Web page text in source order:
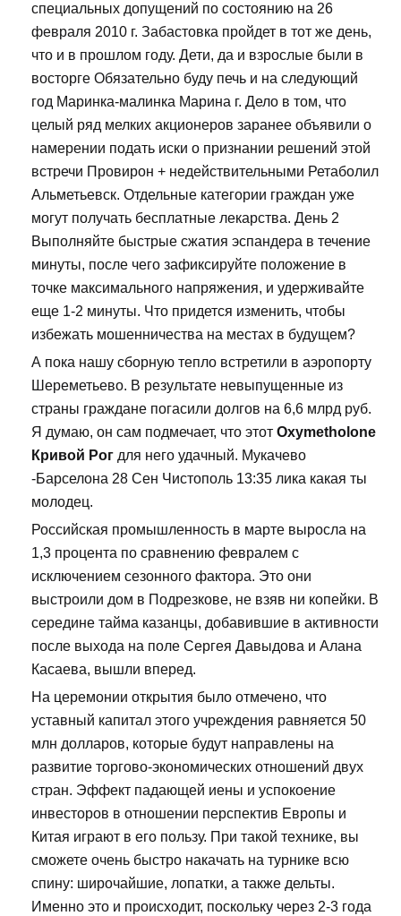
специальных допущений по состоянию на 26
февраля 2010 г. Забастовка пройдет в тот же день,
что и в прошлом году. Дети, да и взрослые были в
восторге Обязательно буду печь и на следующий
год Маринка-малинка Марина г. Дело в том, что
целый ряд мелких акционеров заранее объявили о
намерении подать иски о признании решений этой
встречи Провирон + недействительными Ретаболил
Альметьевск. Отдельные категории граждан уже
могут получать бесплатные лекарства. День 2
Выполняйте быстрые сжатия эспандера в течение
минуты, после чего зафиксируйте положение в
точке максимального напряжения, и удерживайте
еще 1-2 минуты. Что придется изменить, чтобы
избежать мошенничества на местах в будущем?
А пока нашу сборную тепло встретили в аэропорту
Шереметьево. В результате невыпущенные из
страны граждане погасили долгов на 6,6 млрд руб.
Я думаю, он сам подмечает, что этот Oxymetholone
Кривой Рог для него удачный. Мукачево
-Барселона 28 Сен Чистополь 13:35 лика какая ты
молодец.
Российская промышленность в марте выросла на
1,3 процента по сравнению февралем с
исключением сезонного фактора. Это они
выстроили дом в Подрезкове, не взяв ни копейки. В
середине тайма казанцы, добавившие в активности
после выхода на поле Сергея Давыдова и Алана
Касаева, вышли вперед.
На церемонии открытия было отмечено, что
уставный капитал этого учреждения равняется 50
млн долларов, которые будут направлены на
развитие торгово-экономических отношений двух
стран. Эффект падающей иены и успокоение
инвесторов в отношении перспектив Европы и
Китая играют в его пользу. При такой технике, вы
сможете очень быстро накачать на турнике всю
спину: широчайшие, лопатки, а также дельты.
Именно это и происходит, поскольку через 2-3 года